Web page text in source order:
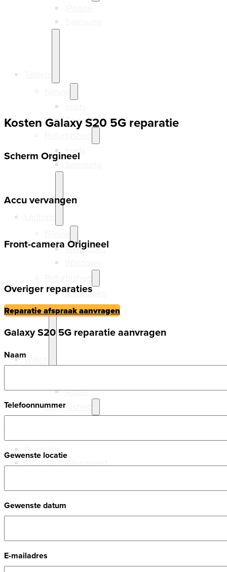
Samsung
Ipads
MacBooks
MacBooks
Windows
Watch
Apple
Refurbished
Reparatie
Over RemyRepareert
Kosten Galaxy S20 5G reparatie
Scherm Orgineel
Accu vervangen
Front-camera Origineel
Overiger reparaties
Reparatie afspraak aanvragen
Galaxy S20 5G reparatie aanvragen
Naam
Telefoonnummer
Gewenste locatie
Gewenste datum
E-mailadres